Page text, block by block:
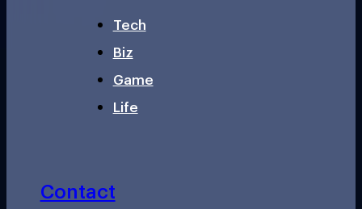
Tech
Biz
Game
Life
Contact